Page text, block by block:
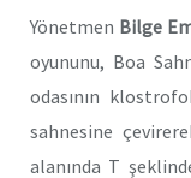
Yönetmen Bilge
oyununu, Boa
odasının
sahnesine
alanında T